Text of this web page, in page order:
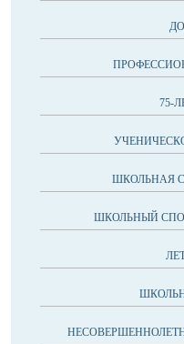
75-
ШКОЛЬНАЯ
ШКОЛЬНЫЙ